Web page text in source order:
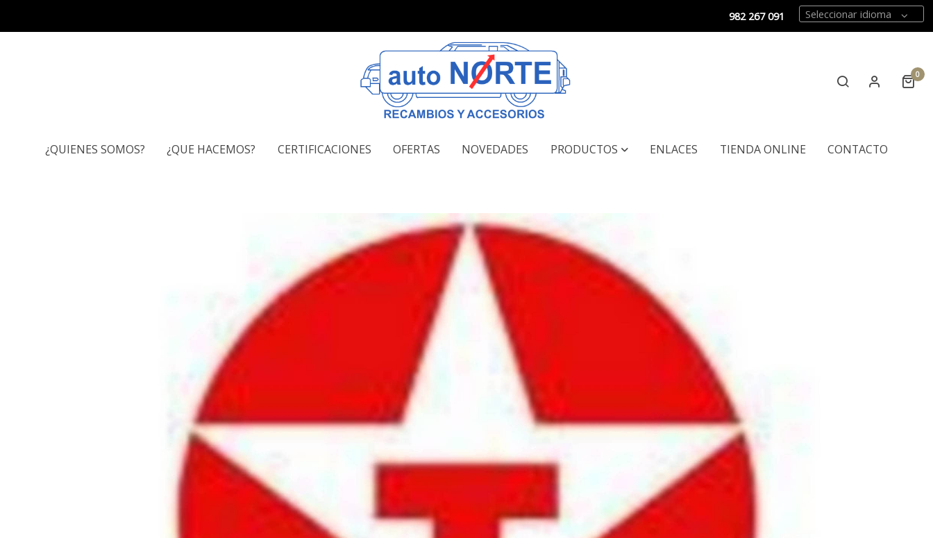
982 267 091 Seleccionar idioma
0
¿QUIENES SOMOS? ¿QUE HACEMOS? CERTIFICACIONES OFERTAS NOVEDADES PRODUCTOS ENLACES TIENDA ONLINE CONTACTO